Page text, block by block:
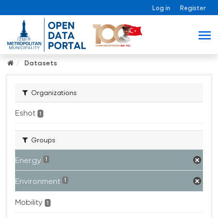
Log in Register
Datasets
Organizations
Eshot 1
Groups
Energy 1
Environment 1
Mobility 1